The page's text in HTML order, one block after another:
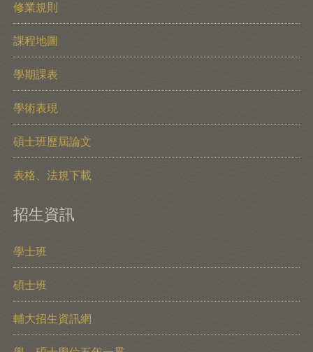
修業規則
課程地圖
學期課表
學術表現
碩士班歷屆論文
表格、法規下載
招生資訊
學士班
碩士班
輔大招生資訊網